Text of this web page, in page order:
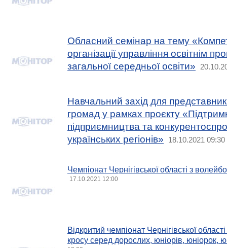
Обласний семінар на тему
організації управління освітнім
загальної середньої освіти»
Навчальний захід для
громад у рамках проєкту
підприємництва та
українських регіонів»
18.10.2021 09:30
Чемпіонат Чернігівської області з
17.10.2021 12:00
Відкритий чемпіонат Чернігівської
кросу серед дорослих, юніорів, юніорок,